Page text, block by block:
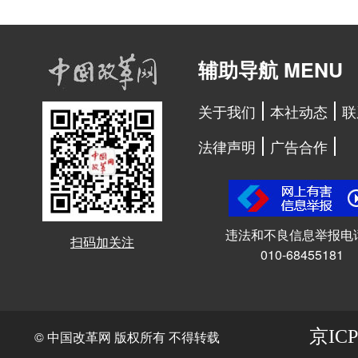
扫码加关注
辅助导航 MENU
关于我们 本社动态
法律声明
广告合作
违法和不良信息举报电
010-68455181
© 中国改革网 版权所有 不得转载 京